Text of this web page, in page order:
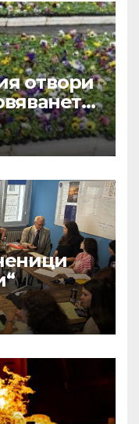
отвори
училища